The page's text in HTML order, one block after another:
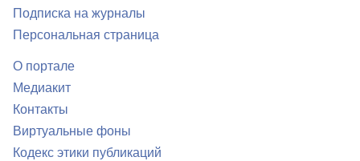
Подписка на журналы
Персональная страница
О портале
Медиакит
Контакты
Виртуальные фоны
Кодекс этики публикаций